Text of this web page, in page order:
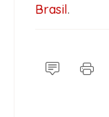
Brasil.